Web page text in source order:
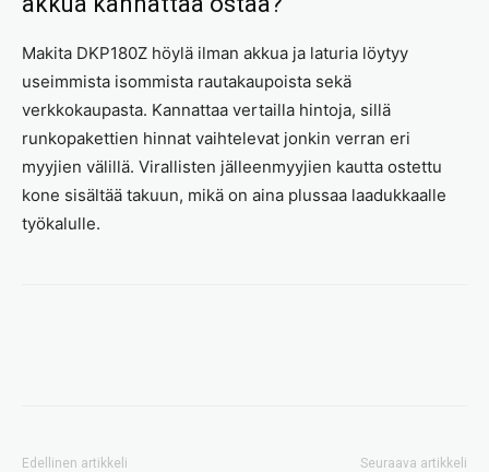
Makita DKP180Z höylä ilman akkua ja laturia löytyy
useimmista isommista rautakaupoista sekä
verkkokaupasta. Kannattaa vertailla hintoja, sillä
runkopakettien hinnat vaihtelevat jonkin verran eri
myyjien välillä. Virallisten jälleenmyyjien kautta ostettu
kone sisältää takuun, mikä on aina plussaa laadukkaalle
työkalulle.
Edellinen artikkeli Seuraava artikkeli